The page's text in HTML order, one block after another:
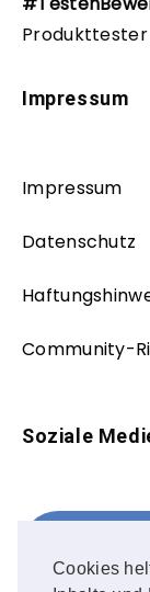
Cookies
Produkttester
Impressum
Impressum
Datenschutz
Community-
Soziale
FOLLOW ME!